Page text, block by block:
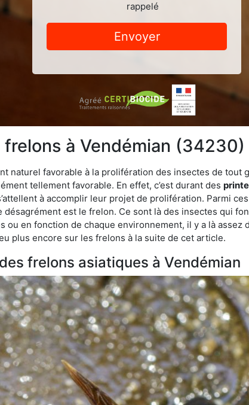
rappelé
Envoyer
à Vendémian (34230)
naturel favorable à la prolifération des insectes de tout
tellement favorable. En effet, c’est durant des
à accomplir leur projet de prolifération. Parmi
est le frelon. Ce sont là des insectes qui
ou en fonction de chaque environnement, il y a là
plus encore sur les frelons à la suite de cet article.
frelons asiatiques à Vendémian